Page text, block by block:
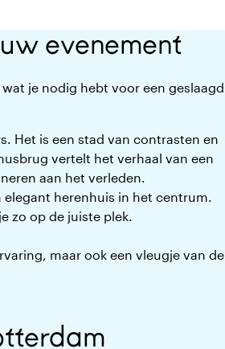
evenement
je nodig hebt voor een geslaagd
Het is een stad van contrasten en
vertelt het verhaal van een
aan het verleden.
herenhuis in het centrum.
zo op de juiste plek.
maar ook een vleugje van de